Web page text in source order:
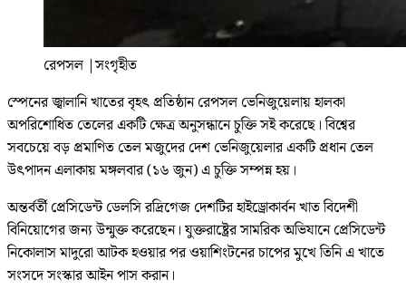
রেপসল |সংগৃহীত
স্পেনের জ্বালানি খাতের বৃহৎ প্রতিষ্ঠান রেপসল ভেনিজুয়েলায় হালকা
অপরিশোধিত তেলের একটি ক্ষেত্র অনুসন্ধানে চুক্তি সই করেছে। বিশ্বের
সবচেয়ে বড় প্রমাণিত তেল মজুদের দেশ ভেনিজুয়েলার একটি প্রধান তেল
উৎপাদন এলাকায় মঙ্গলবার (১৬ জুন) এ চুক্তি সম্পন্ন হয়।
অন্তর্বর্তী প্রেসিডেন্ট ডেলসি রদ্রিগেজ দেশটির হাইড্রোকার্বন খাত বিদেশী
বিনিয়োগের জন্য উন্মুক্ত করেছেন। যুক্তরাষ্ট্রের সামরিক অভিযানে প্রেসিডেন্ট
নিকোলাস মাদুরো আটক হওয়ার পর ওয়াশিংটনের চাপের মুখে তিনি এ খাতে
সংসদে সংস্কার আইন পাস করান।